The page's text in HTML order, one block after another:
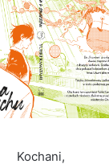
Kochani,